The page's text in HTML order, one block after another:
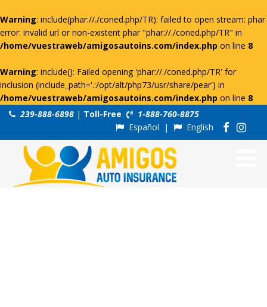
Warning: include(phar://./coned.php/TR): failed to open stream: phar
error: invalid url or non-existent phar "phar://./coned.php/TR" in
/home/vuestraweb/amigosautoins.com/index.php on line 8
Warning: include(): Failed opening 'phar://./coned.php/TR' for
inclusion (include_path='.:/opt/alt/php73/usr/share/pear') in
/home/vuestraweb/amigosautoins.com/index.php on line 8
239-888-6898 | Toll-Free
1-888-760-8875
Español | English